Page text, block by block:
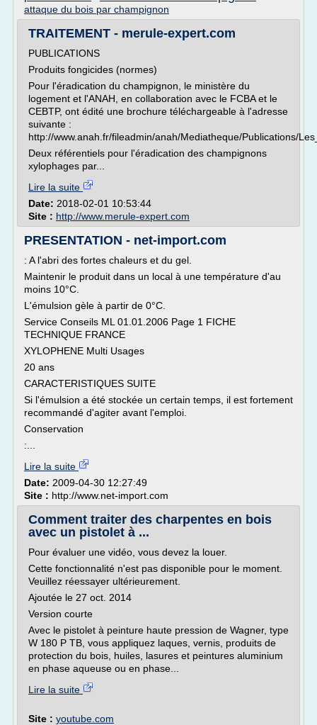
attaque du bois par champignon
TRAITEMENT - merule-expert.com
PUBLICATIONS
Produits fongicides (normes)
Pour l'éradication du champignon, le ministère du
logement et l'ANAH, en collaboration avec le FCBA et le
CEBTP, ont édité une brochure téléchargeable à l'adresse
suivante :
http://www.anah.fr/fileadmin/anah/Mediatheque/Publications/
Deux référentiels pour l'éradication des champignons
xylophages par...
Lire la suite
Date: 2018-02-01 10:53:44
Site : http://www.merule-expert.com
PRESENTATION - net-import.com
: A l'abri des fortes chaleurs et du gel.
Maintenir le produit dans un local à une température d'au
moins 10°C.
L'émulsion gèle à partir de 0°C.
Service Conseils ML 01.01.2006 Page 1 FICHE
TECHNIQUE FRANCE
XYLOPHENE Multi Usages
20 ans
CARACTERISTIQUES SUITE
Si l'émulsion a été stockée un certain temps, il est fortement
recommandé d'agiter avant l'emploi.
Conservation
:...
Lire la suite
Date: 2009-04-30 12:27:49
Site : http://www.net-import.com
Comment traiter des charpentes en bois
avec un pistolet à ...
Pour évaluer une vidéo, vous devez la louer.
Cette fonctionnalité n'est pas disponible pour le moment.
Veuillez réessayer ultérieurement.
Ajoutée le 27 oct. 2014
Version courte
Avec le pistolet à peinture haute pression de Wagner, type
W 180 P TB, vous appliquez laques, vernis, produits de
protection du bois, huiles, lasures et peintures aluminium
en phase aqueuse ou en phase...
Lire la suite
Site : youtube.com